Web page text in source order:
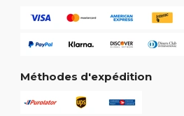
Méthodes d'expédition